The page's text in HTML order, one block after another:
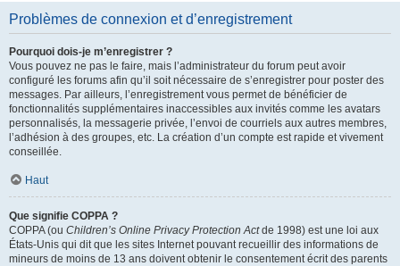
Problèmes de connexion et d’enregistrement
Pourquoi dois-je m’enregistrer ?
Vous pouvez ne pas le faire, mais l’administrateur du forum peut avoir
configuré les forums afin qu’il soit nécessaire de s’enregistrer pour poster des
messages. Par ailleurs, l’enregistrement vous permet de bénéficier de
fonctionnalités supplémentaires inaccessibles aux invités comme les avatars
personnalisés, la messagerie privée, l’envoi de courriels aux autres membres,
l’adhésion à des groupes, etc. La création d’un compte est rapide et vivement
conseillée.
Haut
Que signifie COPPA ?
COPPA (ou Children’s Online Privacy Protection Actde 1998) est une loi aux
États-Unis qui dit que les sites Internet pouvant recueillir des informations de
mineurs de moins de 13 ans doivent obtenir le consentement écrit des parents